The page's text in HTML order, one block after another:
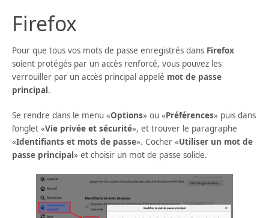
Firefox
Pour que tous vos mots de passe enregistrés dans Firefox
soient protégés par un accès renforcé, vous pouvez les
verrouiller par un accès principal appelé mot de passe
principal.
Se rendre dans le menu «Options» ou «Préférences» puis dans
l’onglet «Vie privée et sécurité», et trouver le paragraphe
«Identifiants et mots de passe». Cocher «Utiliser un mot de
passe principal» et choisir un mot de passe solide.